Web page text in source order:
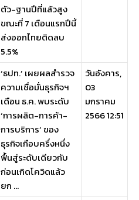
ตัว-ฐานปีที่แล้วสูง
ขณะที่ 7 เดือนแรกปีนี้
ส่งออกไทยติดลบ
5.5%
‘ธปท.’ เผยผลสำรวจ
ความเชื่อมั่นธุรกิจฯ
เดือน ธ.ค. พบระดับ
‘การผลิต-การค้า-
การบริการ’ ของ
ธุรกิจเกือบครึ่งหนึ่ง
ฟื้นสู่ระดับเดียวกับ
ก่อนเกิดโควิดแล้ว
ยก ...
วันอังคาร,
03
มกราคม
2566 12:51